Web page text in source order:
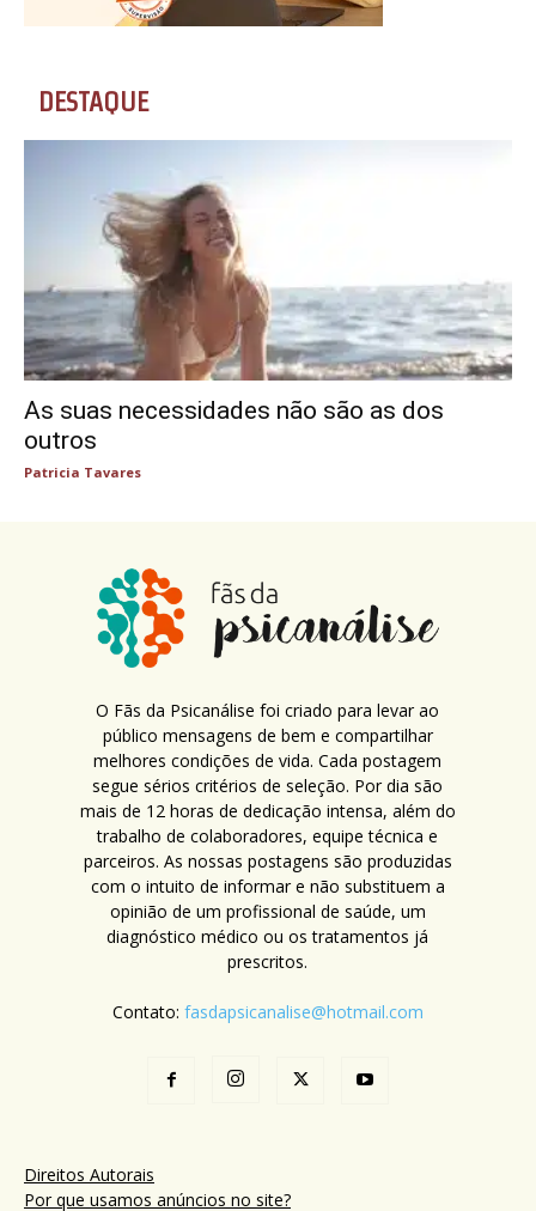
DESTAQUE
As suas necessidades não são as dos
outros
Patricia Tavares
O Fãs da Psicanálise foi criado para levar ao
público mensagens de bem e compartilhar
melhores condições de vida. Cada postagem
segue sérios critérios de seleção. Por dia são
mais de 12 horas de dedicação intensa, além do
trabalho de colaboradores, equipe técnica e
parceiros. As nossas postagens são produzidas
com o intuito de informar e não substituem a
opinião de um profissional de saúde, um
diagnóstico médico ou os tratamentos já
prescritos.
Contato: fasdapsicanalise@hotmail.com
Direitos Autorais
Por que usamos anúncios no site?